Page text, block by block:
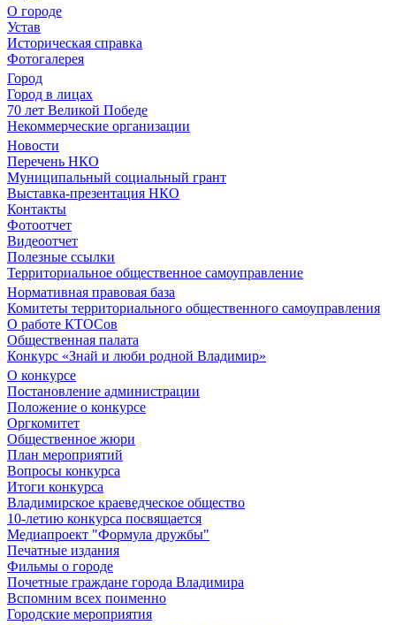
О городе
Устав
Историческая справка
Фотогалерея
Город
Город в лицах
70 лет Великой Победе
Некоммерческие организации
Новости
Перечень НКО
Муниципальный социальный грант
Выставка-презентация НКО
Контакты
Фотоотчет
Видеоотчет
Полезные ссылки
Территориальное общественное самоуправление
Нормативная правовая база
Комитеты территориального общественного самоуправления
О работе КТОСов
Общественная палата
Конкурс «Знай и люби родной Владимир»
О конкурсе
Постановление администрации
Положение о конкурсе
Оргкомитет
Общественное жюри
План мероприятий
Вопросы конкурса
Итоги конкурса
Владимирское краеведческое общество
10-летию конкурса посвящается
Медиапроект "Формула дружбы"
Печатные издания
Фильмы о городе
Почетные граждане города Владимира
Вспомним всех поименно
Городские мероприятия